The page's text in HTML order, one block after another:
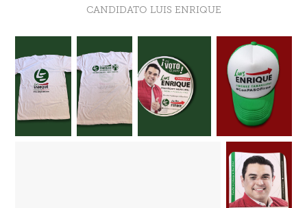
CANDIDATO LUIS ENRIQUE